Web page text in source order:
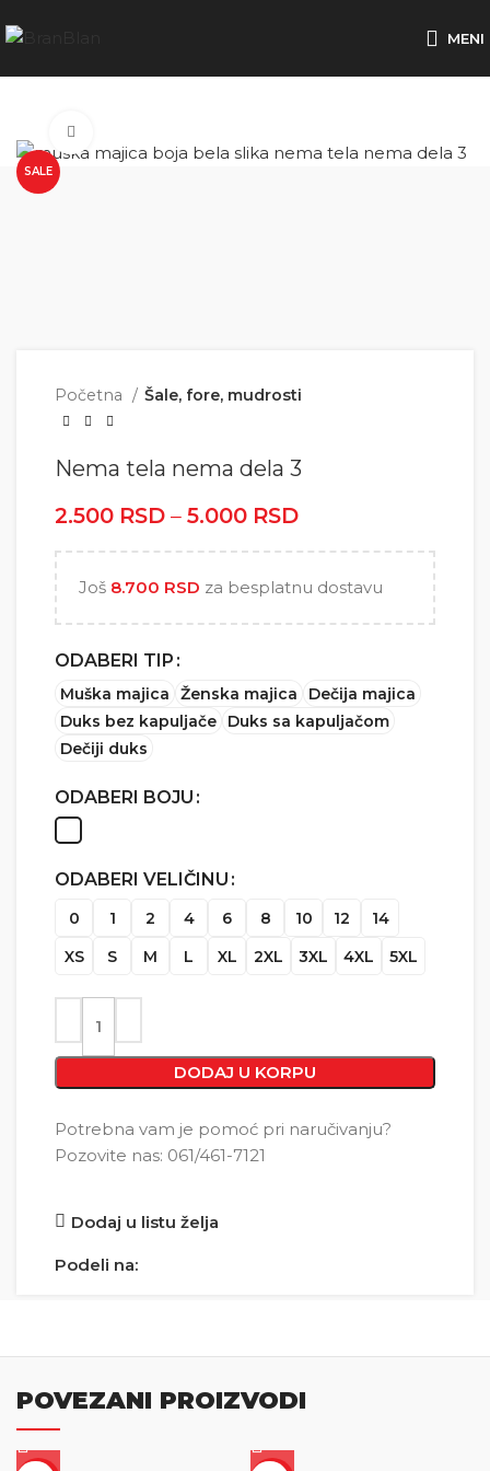
MENI
SALE
Početna Šale, fore, mudrosti
Nema tela nema dela 3
2.500 RSD – 5.000 RSD
Još 8.700 RSD za besplatnu dostavu
ODABERI TIP
Muška majica Ženska majica
Dečija majica
Duks bez kapuljače
Duks sa kapuljačom
Dečiji duks
ODABERI BOJU
ODABERI VELIČINU
0 1 2 4 6 8 10 12
14
XS
S M L XL 2XL 3XL 4XL 5XL
DODAJ U KORPU
Potrebna vam je pomoć pri naručivanju?
Pozovite nas: 061/461-7121
Dodaj u listu želja
Podeli na:
POVEZANI PROIZVODI